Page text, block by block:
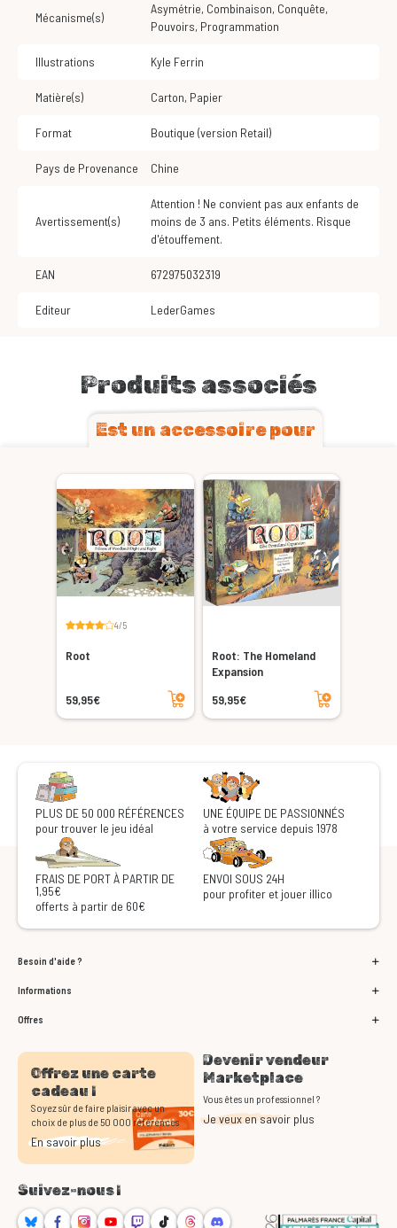
Mécanisme(s)
Asymétrie, Combinaison, Conquête,
Pouvoirs, Programmation
Illustrations Kyle Ferrin
Matière(s) Carton, Papier
Format Boutique (version Retail)
Pays de Provenance Chine
Avertissement(s)
Attention ! Ne convient pas aux enfants de
moins de 3 ans. Petits éléments. Risque
d'étouffement.
EAN 672975032319
Editeur LederGames
Produits associés
Est un accessoire pour
4/5
Root
59,95€
Ajouter au panier
Root: The Homeland
Expansion
59,95€
Ajouter au panier
PLUS DE 50 000 RÉFÉRENCES
pour trouver le jeu idéal
UNE ÉQUIPE DE PASSIONNÉS
à votre service depuis 1978
FRAIS DE PORT À PARTIR DE
1,95€
offerts à partir de 60€
ENVOI SOUS 24H
pour profiter et jouer illico
Besoin d'aide ?
Informations
Offres
Offrez une carte
cadeau !
Soyez sûr de faire plaisir avec un
choix de plus de 50 000 références
En savoir plus
Devenir vendeur
Marketplace
Vous êtes un professionnel ?
Je veux en savoir plus
Suivez-nous !
BlueskyFacebookInstagram
YoutubeTwitchTikTokThreadsDiscord